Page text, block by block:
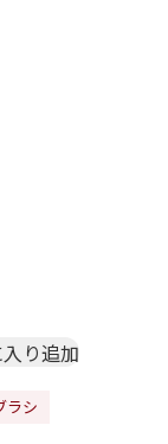
り追加
ラシ